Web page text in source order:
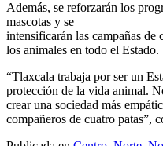
Además, se reforzarán los
mascotas y se
intensificarán las campañas
los animales en todo el Estado.
“Tlaxcala trabaja por ser un
protección de la vida animal.
crear una sociedad más
compañeros de cuatro patas”,